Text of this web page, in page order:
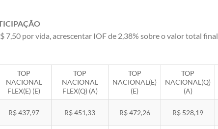
7,50 por vida, acrescentar IOF de 2,38% sobre o valor total final
TOP
NACIONAL
FLEX(E) (E)
TOP
NACIONAL
FLEX(Q) (A)
TOP
NACIONAL(E)
(E)
TOP
NACIONAL(Q)
(A)
R$ 437,97 R$ 451,33 R$ 472,26 R$ 528,19